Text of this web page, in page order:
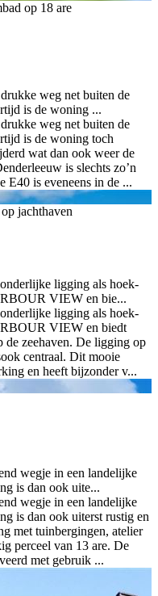
op 18 are
weg net buiten de
is de woning ...
weg net buiten de
is de woning toch
wat dan ook weer de
is slechts zo’n
E40 is eveneens in de ...
jachthaven
ligging als hoek-
VIEW en bie...
ligging als hoek-
VIEW en biedt
de zeehaven. De ligging op
centraal. Dit mooie
en heeft bijzonder v...
wegje in een landelijke
is dan ook uite...
wegje in een landelijke
is dan ook uiterst rustig en
met tuinbergingen, atelier
perceel van 13 are. De
met gebruik ...